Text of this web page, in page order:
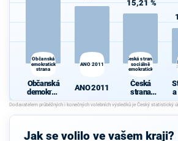
Občanská
demokratická
strana
Občanská
demokrati
cká strana
ANO 2011
ANO 2011
15,21 %
Česká strana
sociálně
demokratická
Česká
strana
sociálně
demokrati
cká
a
Jak se volilo ve vašem kraji?